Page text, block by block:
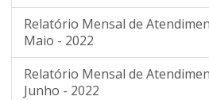
Relatório Mensal de
Maio - 2022
Relatório Mensal de
Junho - 2022